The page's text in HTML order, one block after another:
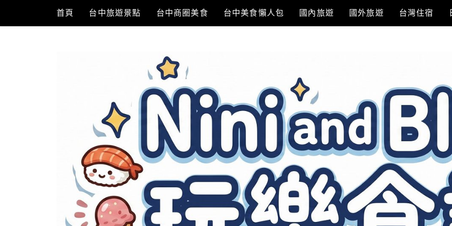
content
首頁 台中旅遊景點 台中商圈美食 台中美食懶人包 國內旅遊 國外旅遊 台灣住宿